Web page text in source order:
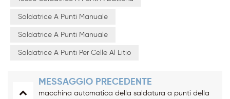
Saldatrice A Punti Manuale
Saldatrice A Punti Manuale
Saldatrice A Punti Per Celle Al Litio
MESSAGGIO PRECEDENTE
macchina automatica della saldatura a punti della